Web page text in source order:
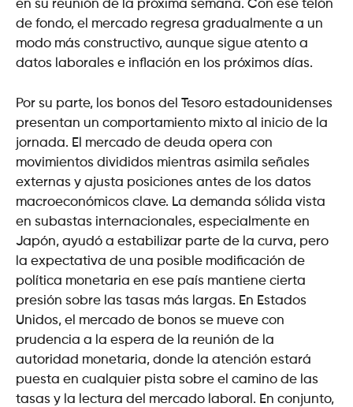
en su reunión de la próxima semana. Con ese telón
de fondo, el mercado regresa gradualmente a un
modo más constructivo, aunque sigue atento a
datos laborales e inflación en los próximos días.
Por su parte, los bonos del Tesoro estadounidenses
presentan un comportamiento mixto al inicio de la
jornada. El mercado de deuda opera con
movimientos divididos mientras asimila señales
externas y ajusta posiciones antes de los datos
macroeconómicos clave. La demanda sólida vista
en subastas internacionales, especialmente en
Japón, ayudó a estabilizar parte de la curva, pero
la expectativa de una posible modificación de
política monetaria en ese país mantiene cierta
presión sobre las tasas más largas. En Estados
Unidos, el mercado de bonos se mueve con
prudencia a la espera de la reunión de la
autoridad monetaria, donde la atención estará
puesta en cualquier pista sobre el camino de las
tasas y la lectura del mercado laboral. En conjunto,